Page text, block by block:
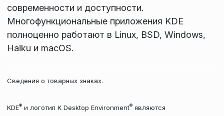
современности и доступности.
Многофункциональные приложения KDE
полноценно работают в Linux, BSD, Windows,
Haiku и macOS.
Сведения о товарных знаках.
KDE®и логотип K Desktop Environment®являются